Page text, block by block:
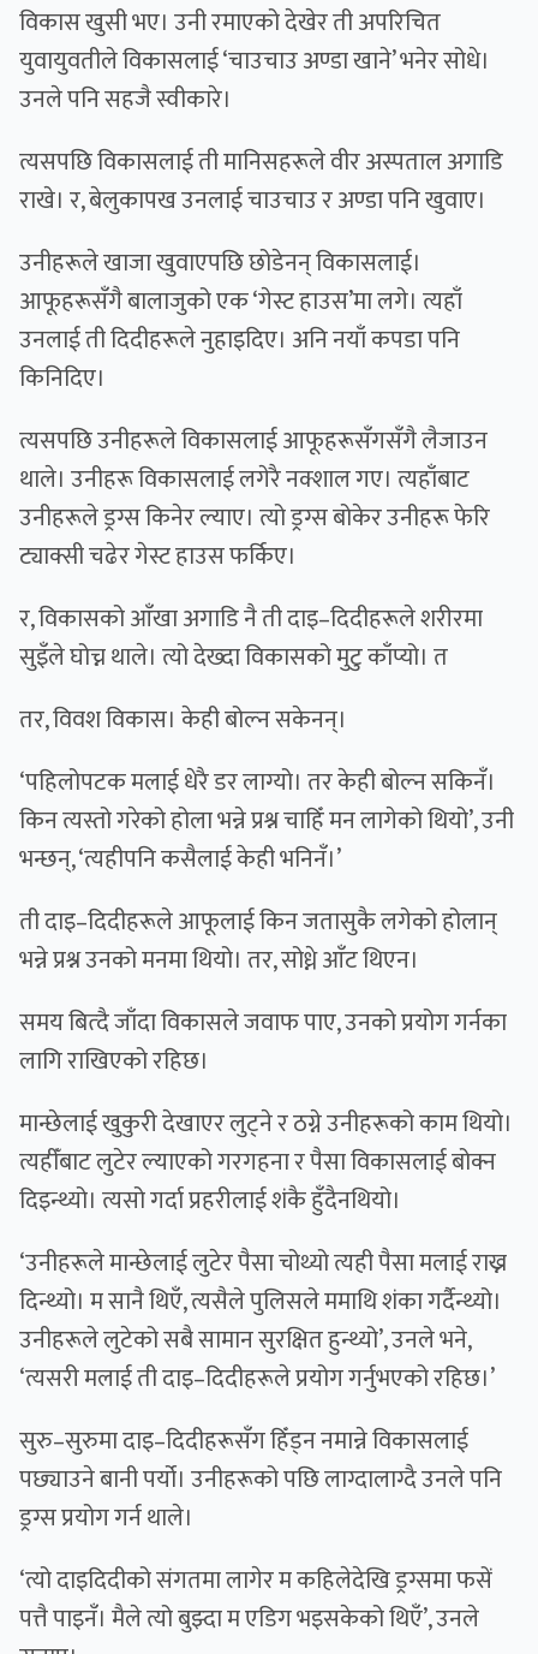
विकास खुसी भए। उनी रमाएको देखेर ती अपरिचित
युवायुवतीले विकासलाई ‘चाउचाउ अण्डा खाने’ भनेर सोधे।
उनले पनि सहजै स्वीकारे।
त्यसपछि विकासलाई ती मानिसहरूले वीर अस्पताल अगाडि
राखे। र, बेलुकापख उनलाई चाउचाउ र अण्डा पनि खुवाए।
उनीहरूले खाजा खुवाएपछि छोडेनन् विकासलाई।
आफूहरूसँगै बालाजुको एक ‘गेस्ट हाउस’मा लगे। त्यहाँ
उनलाई ती दिदीहरूले नुहाइदिए। अनि नयाँ कपडा पनि
किनिदिए।
त्यसपछि उनीहरूले विकासलाई आफूहरूसँगसँगै लैजाउन
थाले। उनीहरू विकासलाई लगेरै नक्शाल गए। त्यहाँबाट
उनीहरूले ड्रग्स किनेर ल्याए। त्यो ड्रग्स बोकेर उनीहरू फेरि
ट्याक्सी चढेर गेस्ट हाउस फर्किए।
र, विकासको आँखा अगाडि नै ती दाइ–दिदीहरूले शरीरमा
सुइँले घोच्न थाले। त्यो देख्दा विकासको मुटु काँप्यो। त
तर, विवश विकास। केही बोल्न सकेनन्।
‘पहिलोपटक मलाई धेरै डर लाग्यो। तर केही बोल्न सकिनँ।
किन त्यस्तो गरेको होला भन्ने प्रश्न चाहिँ मन लागेको थियो’, उनी
भन्छन्, ‘त्यहीपनि कसैलाई केही भनिनँ।’
ती दाइ–दिदीहरूले आफूलाई किन जतासुकै लगेको होलान्
भन्ने प्रश्न उनको मनमा थियो। तर, सोध्ने आँट थिएन।
समय बित्दै जाँदा विकासले जवाफ पाए, उनको प्रयोग गर्नका
लागि राखिएको रहिछ।
मान्छेलाई खुकुरी देखाएर लुट्ने र ठग्ने उनीहरूको काम थियो।
त्यहीँबाट लुटेर ल्याएको गरगहना र पैसा विकासलाई बोक्न
दिइन्थ्यो। त्यसो गर्दा प्रहरीलाई शंकै हुँदैनथियो।
‘उनीहरूले मान्छेलाई लुटेर पैसा चोथ्यो त्यही पैसा मलाई राख्न
दिन्थ्यो। म सानै थिएँ, त्यसैले पुलिसले ममाथि शंका गर्दैन्थ्यो।
उनीहरूले लुटेको सबै सामान सुरक्षित हुन्थ्यो’, उनले भने,
‘त्यसरी मलाई ती दाइ–दिदीहरूले प्रयोग गर्नुभएको रहिछ।’
सुरु–सुरुमा दाइ–दिदीहरूसँग हिँड्न नमान्ने विकासलाई
पछ्याउने बानी पर्यो। उनीहरूको पछि लाग्दालाग्दै उनले पनि
ड्रग्स प्रयोग गर्न थाले।
‘त्यो दाइदिदीको संगतमा लागेर म कहिलेदेखि ड्रग्समा फसें
पत्तै पाइनँ। मैले त्यो बुझ्दा म एडिग भइसकेको थिएँ’, उनले